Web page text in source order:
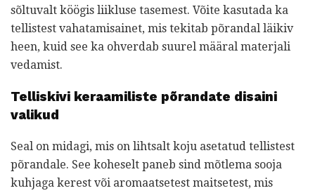
sõltuvalt köögis liikluse tasemest. Võite kasutada ka
tellistest vahatamisainet, mis tekitab põrandal läikiv
heen, kuid see ka ohverdab suurel määral materjali
vedamist.
Telliskivi keraamiliste põrandate disaini
valikud
Seal on midagi, mis on lihtsalt koju asetatud tellistest
põrandale. See koheselt paneb sind mõtlema sooja
kuhjaga kerest või aromaatsetest maitsetest, mis